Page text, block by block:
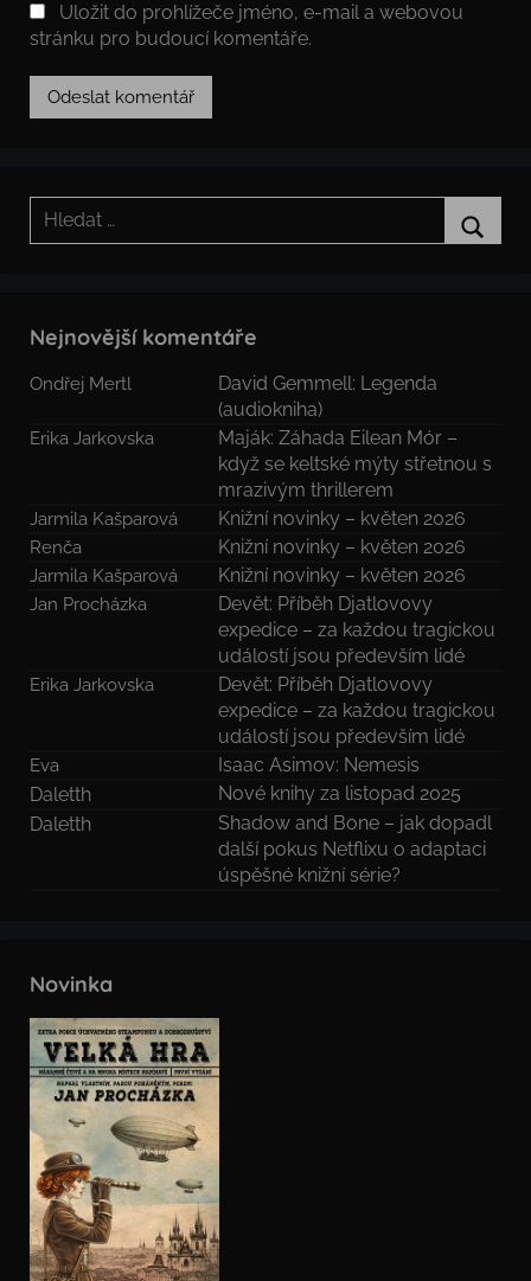
Uložit do prohlížeče jméno, e-mail a webovou
stránku pro budoucí komentáře.
Hledat:
Nejnovější komentáře
Ondřej Mertl
David Gemmell: Legenda
(audiokniha)
Erika Jarkovska
Maják: Záhada Eilean Mór –
když se keltské mýty střetnou s
mrazivým thrillerem
Jarmila Kašparová Knižní novinky – květen 2026
Renča Knižní novinky – květen 2026
Jarmila Kašparová Knižní novinky – květen 2026
Jan Procházka
Devět: Příběh Djatlovovy
expedice – za každou tragickou
událostí jsou především lidé
Erika Jarkovska
Devět: Příběh Djatlovovy
expedice – za každou tragickou
událostí jsou především lidé
Eva
Isaac Asimov: Nemesis
Daletth
Nové knihy za listopad 2025
Daletth
Shadow and Bone – jak dopadl
další pokus Netflixu o adaptaci
úspěšné knižní série?
Novinka